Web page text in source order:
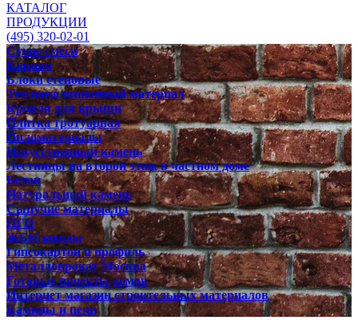
КАТАЛОГ
ПРОДУКЦИИ
(495) 320-02-01
Сухие смеси
Кирпич
Блоки стеновые
Теплоизоляционный материал
Кровля для крыши
Плитка тротуарная
Пиломатериалы
Искусственный камень
Лестницы на второй этаж в частном доме
Бетон
Натуральный камень
Сыпучие материалы
ПГП
ЖБИ заводы
Гипсокартон и профиль
Металлопрокат Москва
Готовые проекты домов
Интернет магазин строительных материалов
Камины и печи